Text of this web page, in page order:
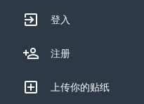
登入
注册
上传你的贴纸